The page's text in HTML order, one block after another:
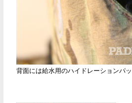
背面には給水用のハイドレーションパ